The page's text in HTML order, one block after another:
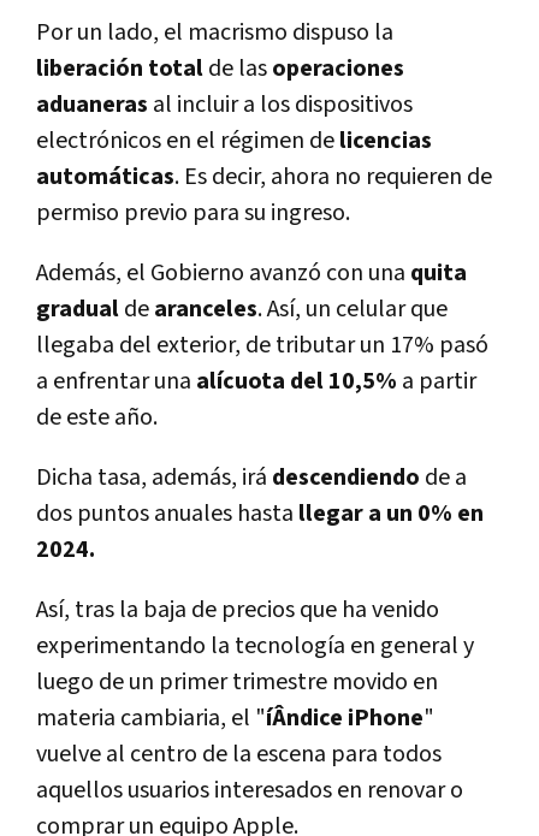
Por un lado, el macrismo dispuso la
liberación totalde lasoperaciones
aduaneras al incluir a los dispositivos
electrónicos en el régimen delicencias
automáticas. Es decir, ahora no requieren de
permiso previo para su ingreso.
Además, el Gobierno avanzó con una quita
gradualdearanceles. Así­, un celular que
llegaba del exterior, de tributar un 17% pasó
a enfrentar una alí­cuota del 10,5% a partir
de este año.
Dicha tasa, además, irá descendiendo de a
dos puntos anuales hasta llegar a un 0% en
2024.
Así­, tras la baja de precios que ha venido
experimentando la tecnologí­a en general y
luego de un primer trimestre movido en
materia cambiaria, el "íÂndice iPhone"
vuelve al centro de la escena para todos
aquellos usuarios interesados en renovar o
comprar un equipo Apple.